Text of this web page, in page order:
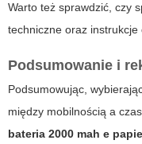
Warto też sprawdzić, czy
techniczne oraz instrukcje
Podsumowanie i
Podsumowując,
między mobilnością a
bateria 2000 mah e